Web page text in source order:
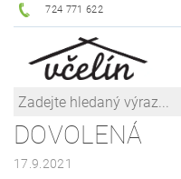
724 771 622
DOVOLENÁ
17.9.2021